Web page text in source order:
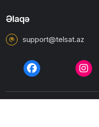
Əlaqə
support@telsat.az